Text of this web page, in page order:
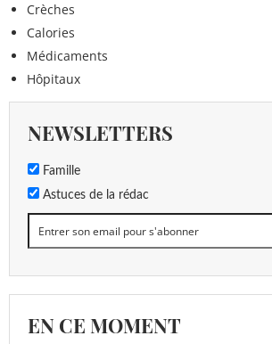
Crèches
Calories
Médicaments
Hôpitaux
NEWSLETTERS
Famille
Astuces de la rédac
EN CE MOMENT